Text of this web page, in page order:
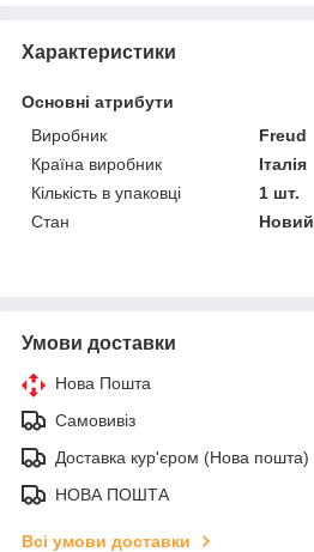
Характеристики
Основні атрибути
Виробник
Freud
Країна виробник
Італія
Кількість в упаковці
1 шт.
Стан
Новий
Умови доставки
Нова Пошта
Самовивіз
Доставка кур'єром (Нова пошта)
НОВА ПОШТА
Всі умови доставки